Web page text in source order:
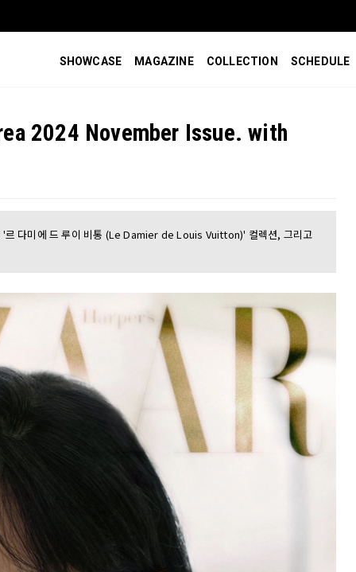
SHOWCASE MAGAZINE COLLECTION SCHEDULE
2024 November Issue. with
'르 다미에 드 루이 비통 (Le Damier de Louis Vuitton)' 컬렉션, 그리고